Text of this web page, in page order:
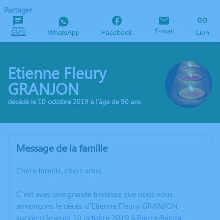
Partager
SMS WhatsApp Facebook E-mail Lien
Etienne Fleury
GRANJON
décédé le 10 octobre 2019 à l'âge de 90 ans
Message de la famille
Chère famille, chers amis,
C’est avec une grande tristesse que nous vous
annonçons le décès d’Etienne Fleury GRANJON
survenu le jeudi 10 octobre 2019 à Pierre-Bénite.